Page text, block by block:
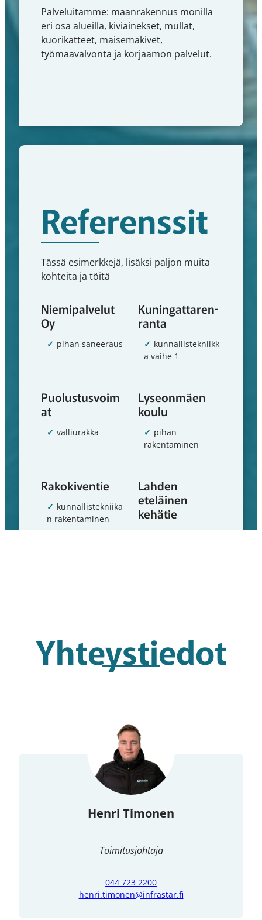
Palveluitamme: maanrakennus monilla
eri osa alueilla, kiviainekset, mullat,
kuorikatteet, maisemakivet,
työmaavalvonta ja korjaamon palvelut.
Referenssit
Tässä esimerkkejä, lisäksi paljon muita
kohteita ja töitä
Niemipalvelut
Oy
pihan saneeraus
Kuningattaren­
ranta
kunnallistekniikk
a vaihe 1
Puolustusvoim
at
valliurakka
Lyseonmäen
koulu
pihan
rakentaminen
Rakokiventie
kunnallistekniika
n rakentaminen
Lahden
eteläinen
kehätie
Yhteystiedot
Henri Timonen
Toimitusjohtaja
044 723 2200
henri.timonen@infrastar.fi